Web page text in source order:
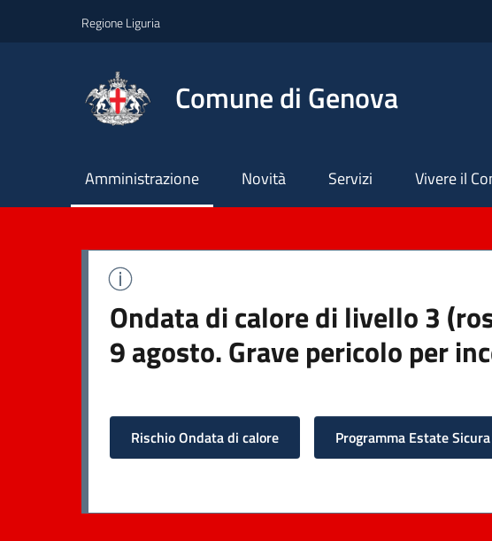
Regione Liguria
Comune di Genova
Principale
Amministrazione Novità Servizi Vivere il
Ondata di calore di livello 3
9 agosto. Grave pericolo per
Rischio Ondata di calore Programma Estate Sicura